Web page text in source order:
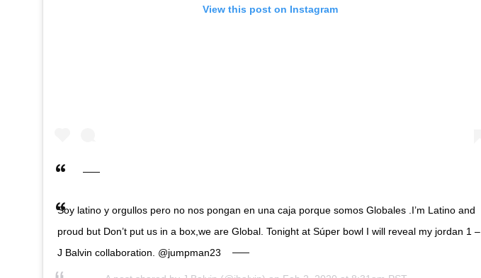
View this post on Instagram
Soy latino y orgullos pero no nos pongan en una caja porque somos Globales .I’m Latino and
proud but Don’t put us in a box,we are Global. Tonight at Súper bowl I will reveal my jordan 1 –
J Balvin collaboration. @jumpman23